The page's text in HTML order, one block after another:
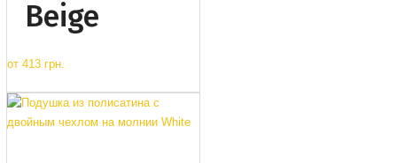
Beige
от 413 грн.